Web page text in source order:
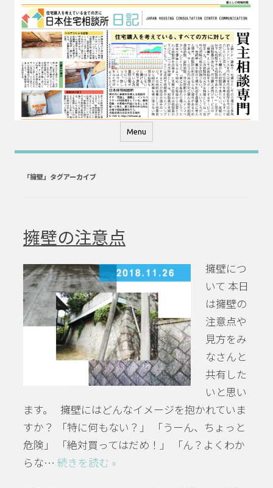
コ
テ
ン
ツ
へ
ス
キ
ッ
プ
Menu
「擁壁」タグアーカイブ
擁壁の注意点
擁壁につ
いて 本日
は擁壁の
注意点や
見方をみ
なさんと
共有した
いと思い
ます。 擁壁にはどんなイメージを抱かれていま
すか？ 「特に何もない？」 「うーん、ちょっと
危険」 「絶対買ってはだめ！」 「ん？よくわか
らな… 続きを読む »